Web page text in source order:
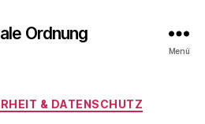
Ordnung
Menü
Kategorien
& DATENSCHUTZ